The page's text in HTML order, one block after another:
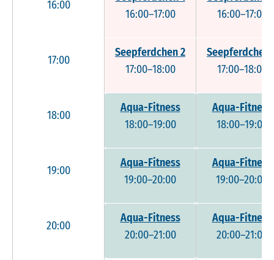
16:00
17:00
18:00
19:00
20:00
16:00–17:00
Seepferdchen 2
17:00–18:00
Aqua-Fitness
18:00–19:00
Aqua-Fitness
19:00–20:00
Aqua-Fitness
20:00–21:00
16:00–17:00
Seepferdchen
17:00–18:00
Aqua-Fitness
18:00–19:00
Aqua-Fitness
19:00–20:00
Aqua-Fitness
20:00–21:00